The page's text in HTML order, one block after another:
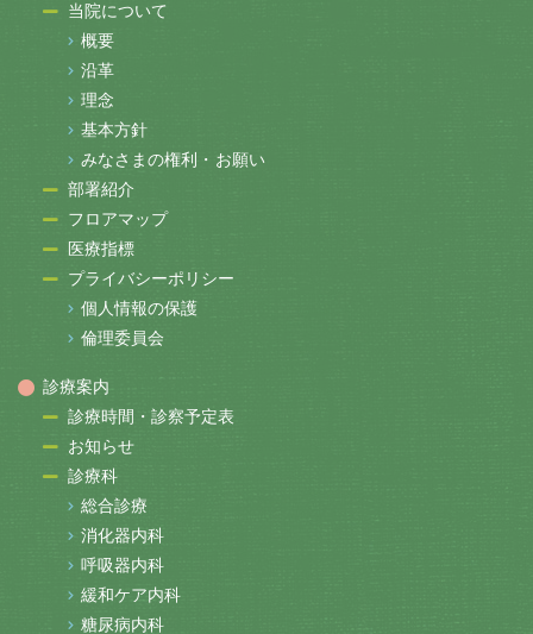
当院について
概要
沿革
理念
基本方針
みなさまの権利・お願い
部署紹介
フロアマップ
医療指標
プライバシーポリシー
個人情報の保護
倫理委員会
診療案内
診療時間・診察予定表
お知らせ
診療科
総合診療
消化器内科
呼吸器内科
緩和ケア内科
糖尿病内科